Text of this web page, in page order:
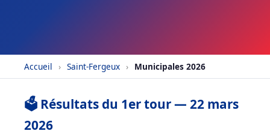
Accueil › Saint-Fergeux › Municipales 2026
🗳️ Résultats du 1er tour — 22 mars
2026